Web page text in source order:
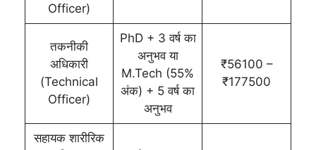
Officer)
तकनीकी
अधिकारी
(Technical
Officer)
PhD + 3 वर्ष का
अनुभव या
M.Tech (55%
अंक) + 5 वर्ष का
अनुभव
₹56100 –
₹177500
सहायक शारीरिक